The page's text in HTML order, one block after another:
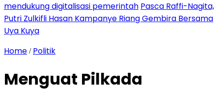
mendukung digitalisasi pemerintah Pasca Raffi-Nagita,
Putri Zulkifli Hasan Kampanye Riang Gembira Bersama
Uya Kuya
Home / Politik
Menguat Pilkada